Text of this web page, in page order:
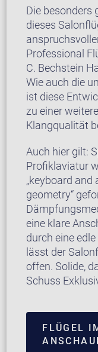
Die besonders
dieses
Professional
C. Bechstein
Wie auch die
ist diese
zu einer
Klangqualität
Auch hier gilt:
Profiklaviatur
„keyboard and
geometry“
eine klare
durch eine
lässt der
offen. Solide,
Schuss
FLÜGEL